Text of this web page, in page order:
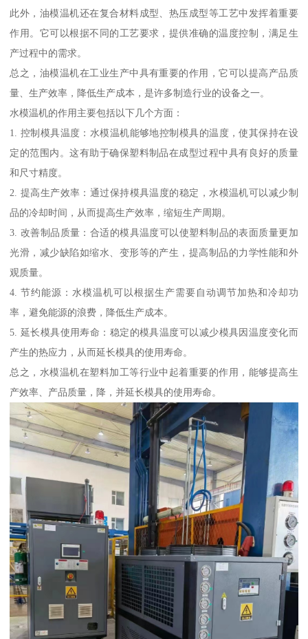
此外，油模温机还在复合材料成型、热压成型等工艺中发挥着重要
作用。它可以根据不同的工艺要求，提供准确的温度控制，满足生
产过程中的需求。
总之，油模温机在工业生产中具有重要的作用，它可以提高产品质
量、生产效率，降低生产成本，是许多制造行业的设备之一。
水模温机的作用主要包括以下几个方面：
1. 控制模具温度：水模温机能够地控制模具的温度，使其保持在设
定的范围内。这有助于确保塑料制品在成型过程中具有良好的质量
和尺寸精度。
2. 提高生产效率：通过保持模具温度的稳定，水模温机可以减少制
品的冷却时间，从而提高生产效率，缩短生产周期。
3. 改善制品质量：合适的模具温度可以使塑料制品的表面质量更加
光滑，减少缺陷如缩水、变形等的产生，提高制品的力学性能和外
观质量。
4. 节约能源：水模温机可以根据生产需要自动调节加热和冷却功
率，避免能源的浪费，降低生产成本。
5. 延长模具使用寿命：稳定的模具温度可以减少模具因温度变化而
产生的热应力，从而延长模具的使用寿命。
总之，水模温机在塑料加工等行业中起着重要的作用，能够提高生
产效率、产品质量，降，并延长模具的使用寿命。